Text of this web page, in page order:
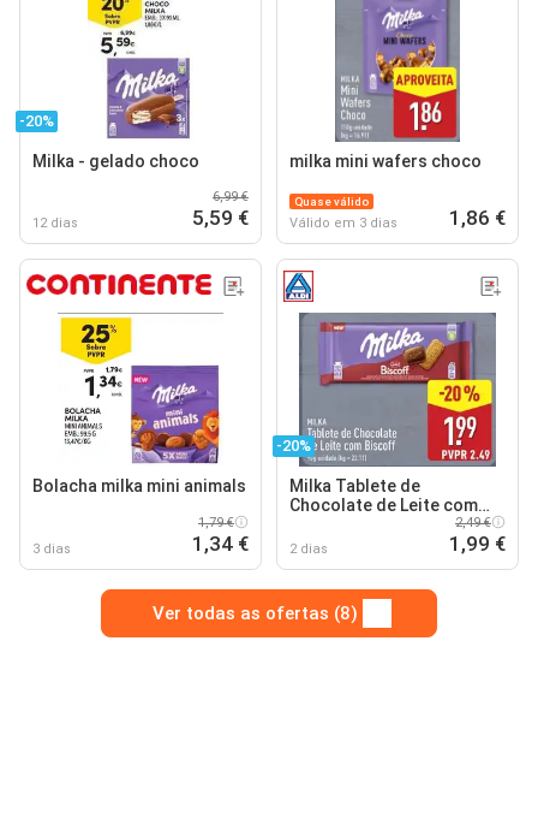
-20%
Milka - gelado choco
12 dias
6,99 €
5,59 €
milka mini wafers choco
Quase válido
Válido em 3 dias 1,86 €
Bolacha milka mini animals
3 dias
1,79 €
1,34 €
-20%
Milka Tablete de
Chocolate de Leite com
2 dias
2,49 €
1,99 €
Ver todas as ofertas (8)